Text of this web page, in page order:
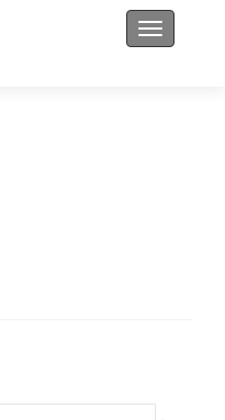
Afficher/